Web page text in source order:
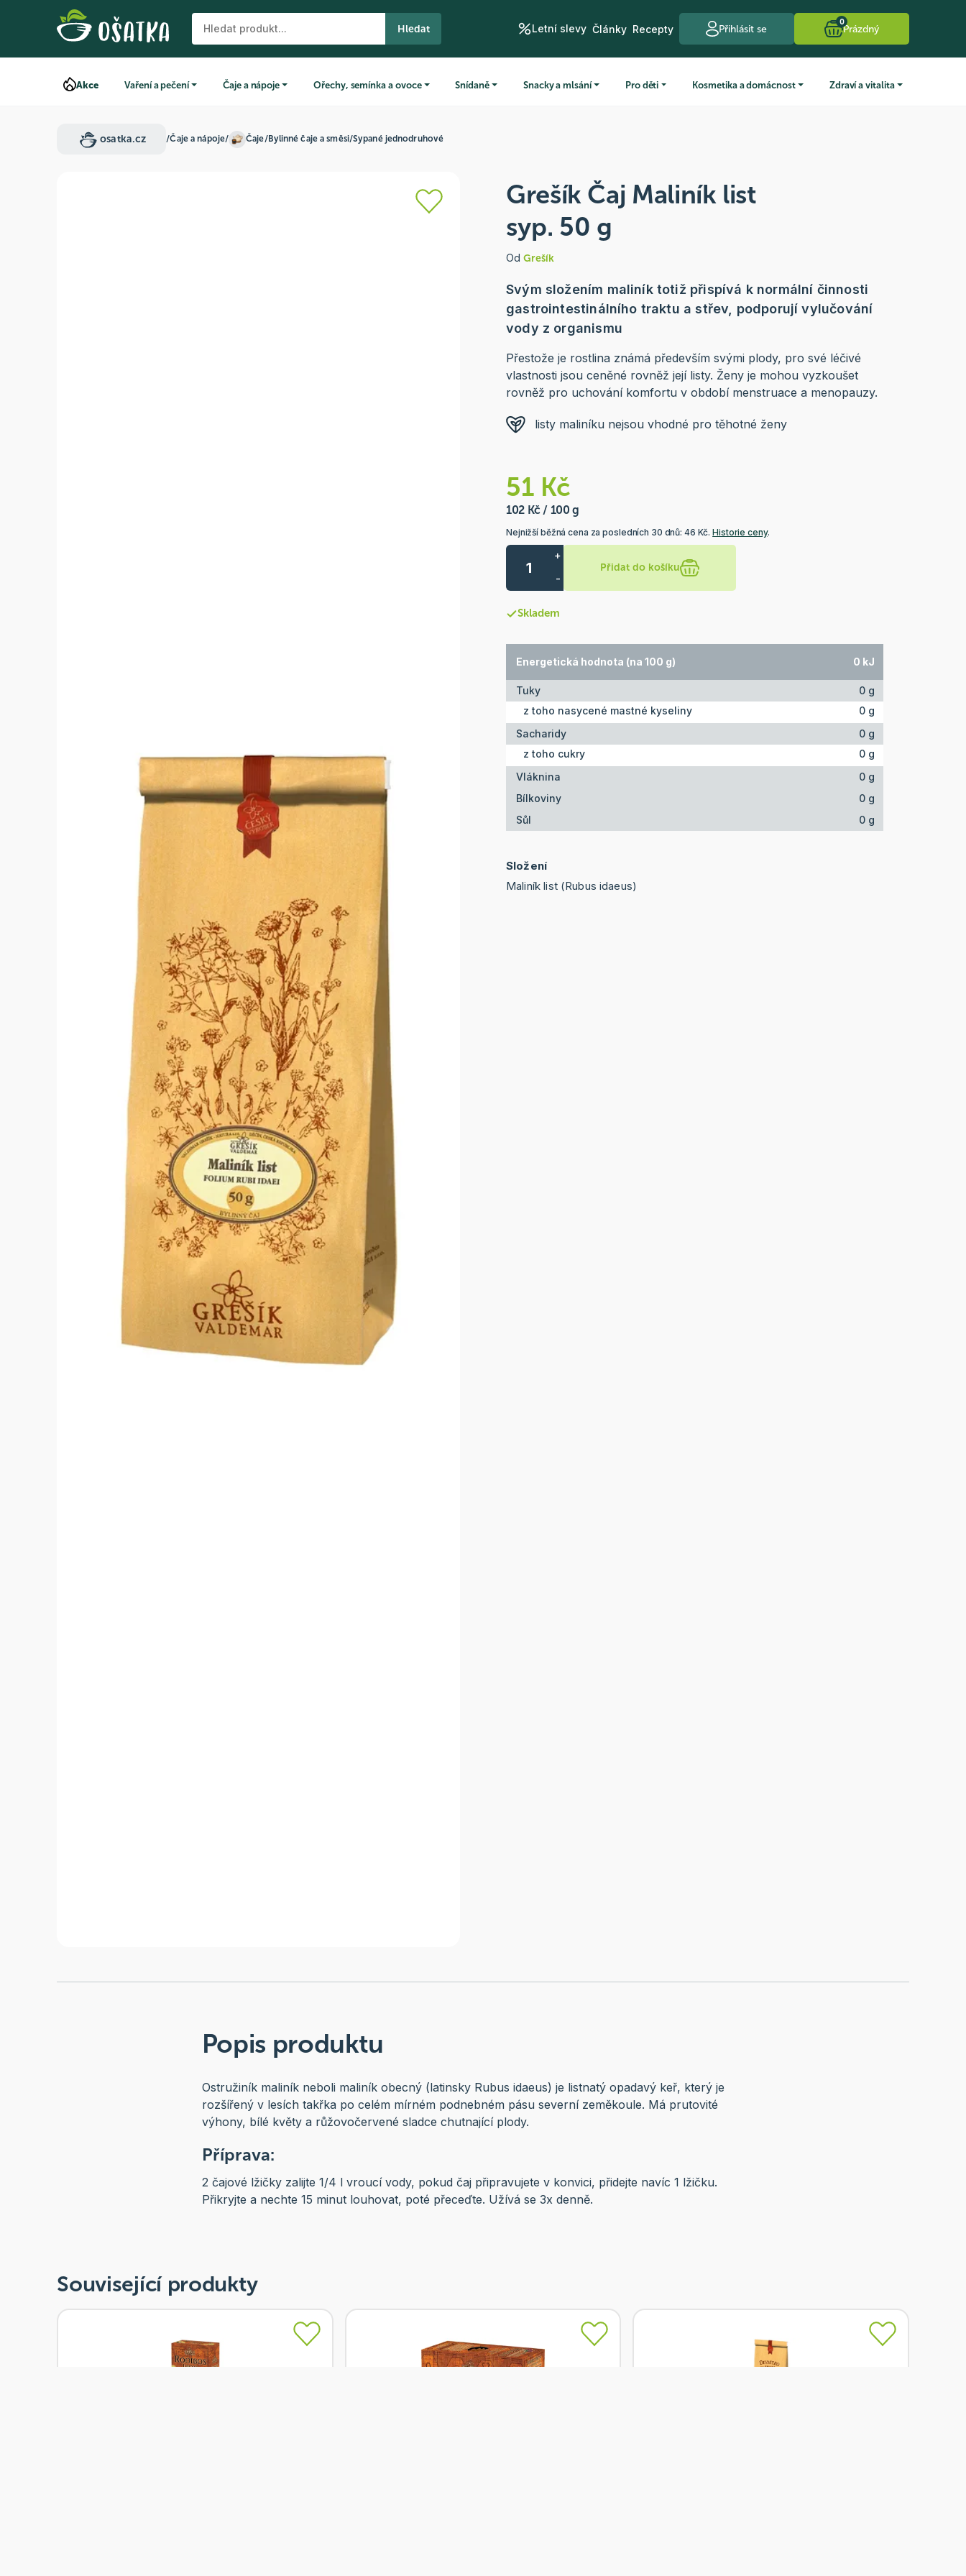
Hledat Letní slevy Články Recepty Přihlásit se
0
Prázdný
Akce Vaření a pečení Čaje a nápoje Ořechy, semínka a ovoce Snídaně Snacky a mlsání Pro děti Kosmetika a domácnost Zdraví a vitalita
osatka.cz /Čaje a nápoje/ Čaje/Bylinné čaje a směsi/Sypané jednodruhové
Grešík Čaj Maliník list
syp. 50 g
Od Grešík
Svým složením maliník totiž přispívá k normální činnosti
gastrointestinálního traktu a střev, podporují vylučování
vody z organismu
Přestože je rostlina známá především svými plody, pro své léčivé
vlastnosti jsou ceněné rovněž její listy. Ženy je mohou vyzkoušet
rovněž pro uchování komfortu v období menstruace a menopauzy.
listy maliníku nejsou vhodné pro těhotné ženy
51 Kč
102 Kč / 100 g
Nejnižší běžná cena za posledních 30 dnů: 46 Kč.Historie ceny.
+
-
Přidat do košíku
Skladem
Energetická hodnota (na 100 g) 0 kJ
Tuky
0 g
z toho nasycené mastné kyseliny
0 g
Sacharidy
0 g
z toho cukry
0 g
Vláknina
0 g
Bílkoviny
0 g
Sůl
0 g
Složení
Maliník list (Rubus idaeus)
Popis produktu
Ostružiník maliník neboli maliník obecný (latinsky Rubus idaeus) je listnatý opadavý keř, který je
rozšířený v lesích takřka po celém mírném podnebném pásu severní zeměkoule. Má prutovité
výhony, bílé květy a růžovočervené sladce chutnající plody.
Příprava:
2 čajové lžičky zalijte 1/4 l vroucí vody, pokud čaj připravujete v konvici, přidejte navíc 1 lžičku.
Přikryjte a nechte 15 minut louhovat, poté přeceďte. Užívá se 3x denně.
Související produkty